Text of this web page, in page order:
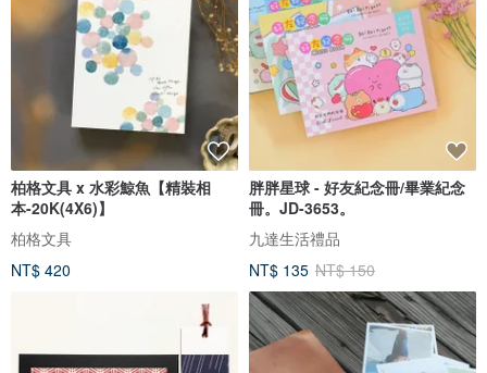
柏格文具 x 水彩鯨魚【精裝相
本-20K(4X6)】
柏格文具
NT$ 420
胖胖星球 - 好友紀念冊/畢業紀念
冊。JD-3653。
九達生活禮品
NT$ 135 NT$ 150